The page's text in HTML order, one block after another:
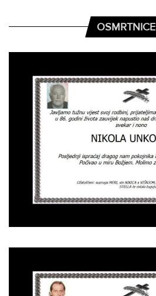
OSMRTNICE